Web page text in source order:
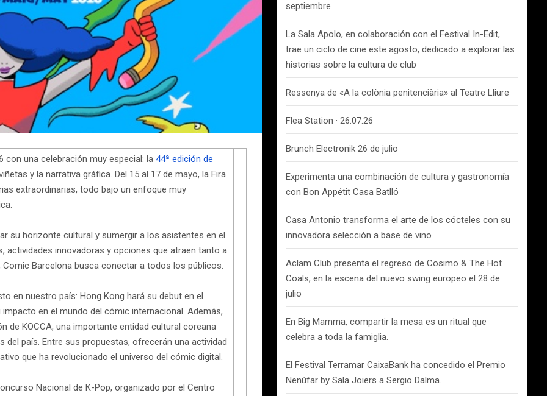
una celebración muy especial: la 44ª edición de
y la narrativa gráfica. Del 15 al 17 de mayo, la Fira
extraordinarias, todo bajo un enfoque muy
su horizonte cultural y sumergir a los asistentes en el
actividades innovadoras y opciones que atraen tanto a
Barcelona busca conectar a todos los públicos.
en nuestro país: Hong Kong hará su debut en el
en el mundo del cómic internacional. Además,
de KOCCA, una importante entidad cultural coreana
país. Entre sus propuestas, ofrecerán una actividad
que ha revolucionado el universo del cómic digital.
Nacional de K-Pop, organizado por el Centro
septiembre
La Sala Apolo, en colaboración con el Festival In-Edit,
trae un ciclo de cine este agosto, dedicado a explorar las
historias sobre la cultura de club
Ressenya de «A la colònia penitenciària» al Teatre Lliure
Flea Station · 26.07.26
Brunch Electronik 26 de julio
Experimenta una combinación de cultura y gastronomía
con Bon Appétit Casa Batlló
Casa Antonio transforma el arte de los cócteles con su
innovadora selección a base de vino
Aclam Club presenta el regreso de Cosimo & The Hot
Coals, en la escena del nuevo swing europeo el 28 de
julio
En Big Mamma, compartir la mesa es un ritual que
celebra a toda la famiglia.
El Festival Terramar CaixaBank ha concedido el Premio
Nenúfar by Sala Joiers a Sergio Dalma.